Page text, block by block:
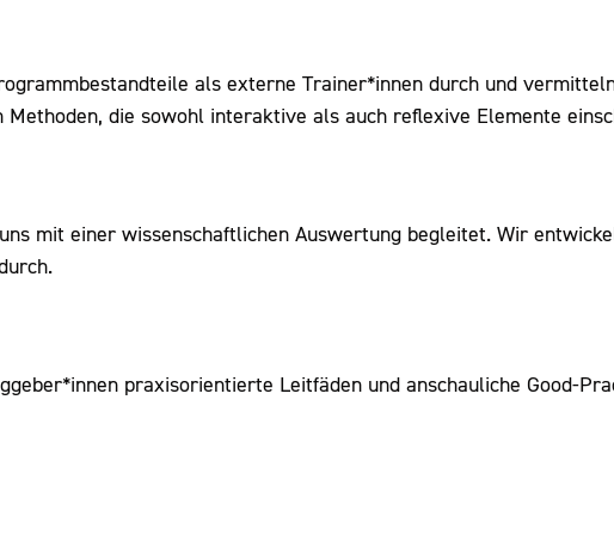
als externe Trainer*innen durch und
Methoden, die sowohl interaktive als auch reflexive Elemente
mit einer wissenschaftlichen Auswertung begleitet. Wir
praxisorientierte Leitfäden und anschauliche Good-